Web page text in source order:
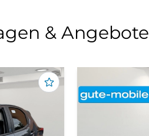
& Angebote